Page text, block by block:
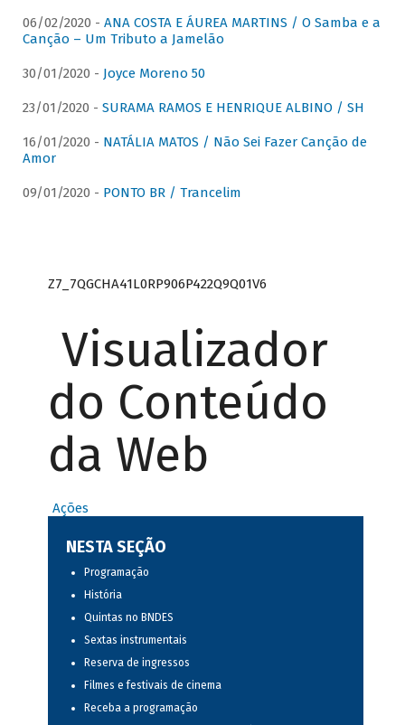
06/02/2020 - ANA COSTA E ÁUREA MARTINS / O Samba e a
Canção – Um Tributo a Jamelão
30/01/2020 - Joyce Moreno 50
23/01/2020 - SURAMA RAMOS E HENRIQUE ALBINO / SH
16/01/2020 - NATÁLIA MATOS / Não Sei Fazer Canção de
Amor
09/01/2020 - PONTO BR / Trancelim
Z7_7QGCHA41L0RP906P422Q9Q01V6
Visualizador
do Conteúdo
da Web
Ações
NESTA SEÇÃO
Programação
História
Quintas no BNDES
Sextas instrumentais
Reserva de ingressos
Filmes e festivais de cinema
Receba a programação